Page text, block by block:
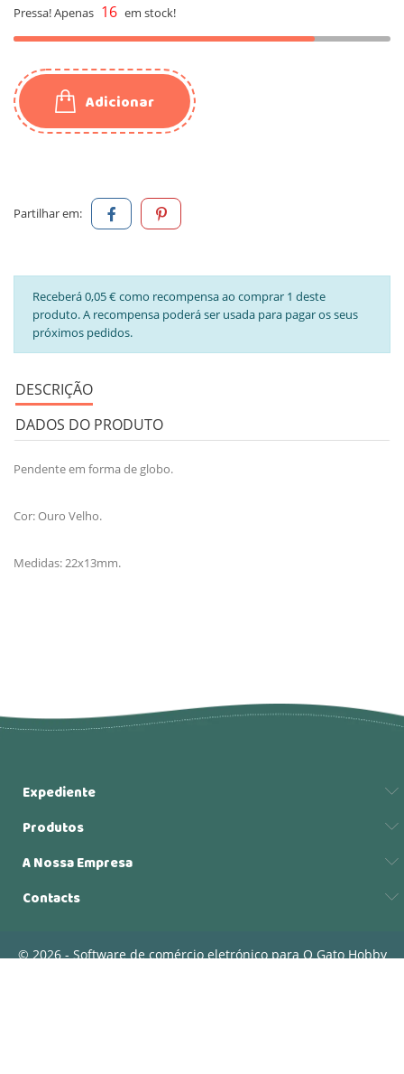
Pressa! Apenas 16 em stock!
Adicionar
Partilhar em:
Receberá 0,05 € como recompensa ao comprar 1 deste
produto. A recompensa poderá ser usada para pagar os seus
próximos pedidos.
DESCRIÇÃO
DADOS DO PRODUTO
Pendente em forma de globo.
Cor: Ouro Velho.
Medidas: 22x13mm.
Expediente
Produtos
A Nossa Empresa
Contacts
© 2026 - Software de comércio eletrónico para O Gato Hobby